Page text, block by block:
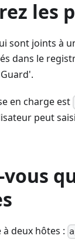
les
sont joints à
dans le
en charge est
peut
vous
deux hôtes :